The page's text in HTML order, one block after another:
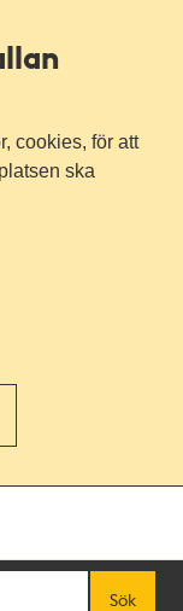
cookies, för att
ska
Sök